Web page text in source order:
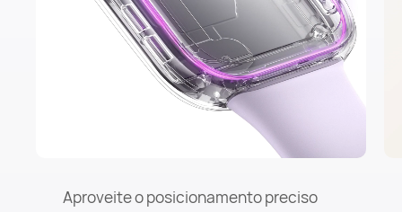
Aproveite o posicionamento preciso